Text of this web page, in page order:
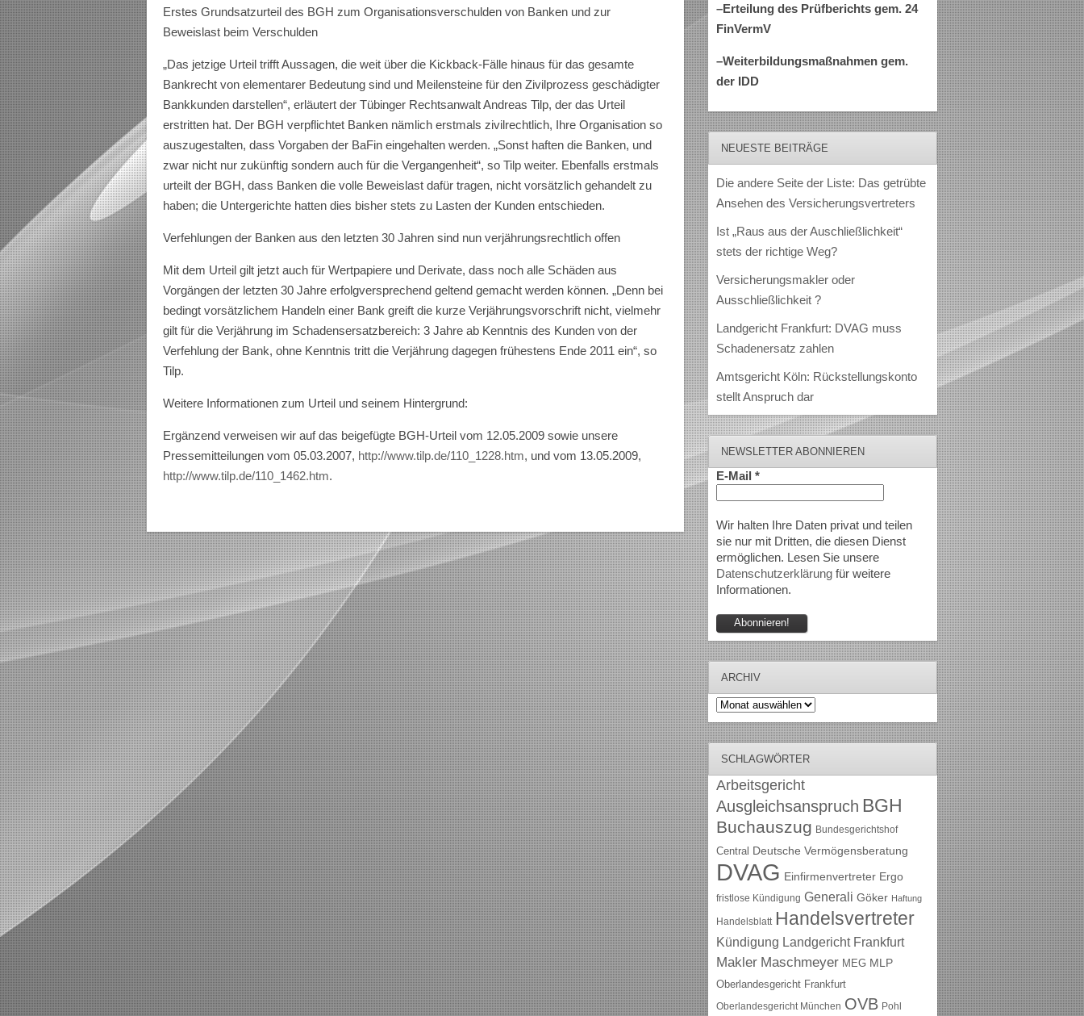
Erstes Grundsatzurteil des BGH zum Organisationsverschulden von Banken und zur
Beweislast beim Verschulden
„Das jetzige Urteil trifft Aussagen, die weit über die Kickback-Fälle hinaus für das gesamte
Bankrecht von elementarer Bedeutung sind und Meilensteine für den Zivilprozess geschädigter
Bankkunden darstellen“, erläutert der Tübinger Rechtsanwalt Andreas Tilp, der das Urteil
erstritten hat. Der BGH verpflichtet Banken nämlich erstmals zivilrechtlich, Ihre Organisation so
auszugestalten, dass Vorgaben der BaFin eingehalten werden. „Sonst haften die Banken, und
zwar nicht nur zukünftig sondern auch für die Vergangenheit“, so Tilp weiter. Ebenfalls erstmals
urteilt der BGH, dass Banken die volle Beweislast dafür tragen, nicht vorsätzlich gehandelt zu
haben; die Untergerichte hatten dies bisher stets zu Lasten der Kunden entschieden.
Verfehlungen der Banken aus den letzten 30 Jahren sind nun verjährungsrechtlich offen
Mit dem Urteil gilt jetzt auch für Wertpapiere und Derivate, dass noch alle Schäden aus
Vorgängen der letzten 30 Jahre erfolgversprechend geltend gemacht werden können. „Denn bei
bedingt vorsätzlichem Handeln einer Bank greift die kurze Verjährungsvorschrift nicht, vielmehr
gilt für die Verjährung im Schadensersatzbereich: 3 Jahre ab Kenntnis des Kunden von der
Verfehlung der Bank, ohne Kenntnis tritt die Verjährung dagegen frühestens Ende 2011 ein“, so
Tilp.
Weitere Informationen zum Urteil und seinem Hintergrund:
Ergänzend verweisen wir auf das beigefügte BGH-Urteil vom 12.05.2009 sowie unsere
Pressemitteilungen vom 05.03.2007, http://www.tilp.de/110_1228.htm, und vom 13.05.2009,
http://www.tilp.de/110_1462.htm.
–Erteilung des Prüfberichts gem. 24
FinVermV
–Weiterbildungsmaßnahmen gem.
der IDD
NEUESTE BEITRÄGE
Die andere Seite der Liste: Das getrübte
Ansehen des Versicherungsvertreters
Ist „Raus aus der Auschließlichkeit“
stets der richtige Weg?
Versicherungsmakler oder
Ausschließlichkeit ?
Landgericht Frankfurt: DVAG muss
Schadenersatz zahlen
Amtsgericht Köln: Rückstellungskonto
stellt Anspruch dar
NEWSLETTER ABONNIEREN
E-Mail *
Wir halten Ihre Daten privat und teilen
sie nur mit Dritten, die diesen Dienst
ermöglichen. Lesen Sie unsere
Datenschutzerklärungfür weitere
Informationen.
ARCHIV
Archiv
SCHLAGWÖRTER
Arbeitsgericht
Ausgleichsanspruch BGH
Buchauszug Bundesgerichtshof
Central Deutsche Vermögensberatung
DVAG Einfirmenvertreter Ergo
fristlose Kündigung Generali Göker Haftung
Handelsblatt Handelsvertreter
Kündigung Landgericht Frankfurt
Makler Maschmeyer MEG MLP
Oberlandesgericht Frankfurt
Oberlandesgericht München OVB Pohl